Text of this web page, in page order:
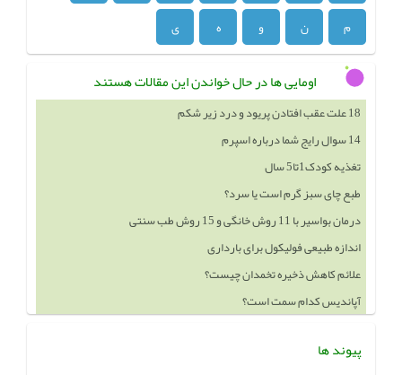
م
ن و ه ی
اومایی ها در حال خواندن این مقالات هستند
18 علت عقب افتادن پریود و درد زیر شکم
14 سوال رایج شما درباره اسپرم
تغذیه کودک1تا5 سال
طبع چای سبز گرم است یا سرد؟
درمان بواسیر با 11 روش خانگی و 15 روش طب سنتی
اندازه طبیعی فولیکول برای بارداری
علائم کاهش ذخیره تخمدان چیست؟
آپاندیس کدام سمت است؟
پیوند ها